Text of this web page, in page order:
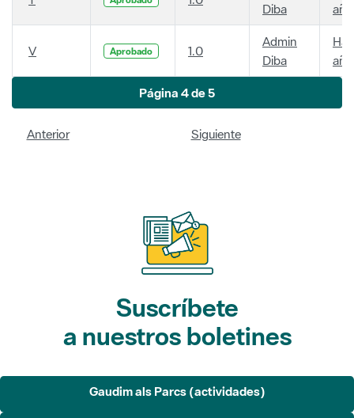
Diba
V Aprobado 1.0
Admin
Diba
Página 4 de 5
Anterior Siguiente
Suscríbete
a nuestros boletines
Gaudim als Parcs (actividades)